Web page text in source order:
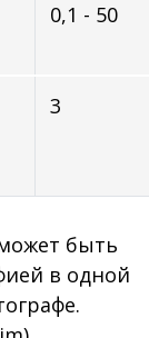
0,1 - 50
3
быть
в одной